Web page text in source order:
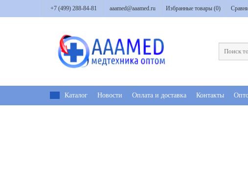
+7 (499) 288-84-81 aaamed@aaamed.ru Избранные товары (0)
Каталог Новости Оплата и доставка Контакты